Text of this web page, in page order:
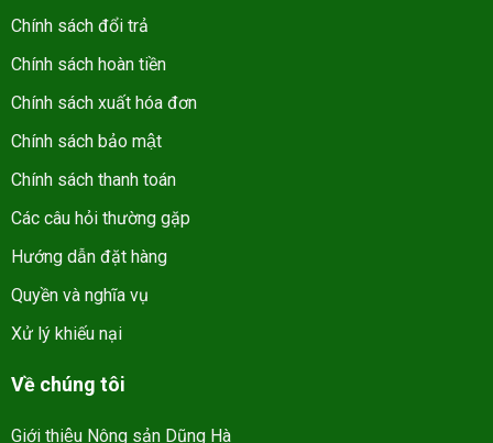
Chính sách đổi trả
Chính sách hoàn tiền
Chính sách xuất hóa đơn
Chính sách bảo mật
Chính sách thanh toán
Các câu hỏi thường gặp
Hướng dẫn đặt hàng
Quyền và nghĩa vụ
Xử lý khiếu nại
Về chúng tôi
Giới thiệu Nông sản Dũng Hà